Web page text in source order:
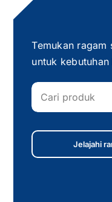
Temukan ragam
untuk
Search
for:
Jelajahi